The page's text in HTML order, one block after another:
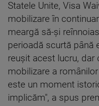
Statele Unite, Visa
mobilizare în
meargă să-şi
perioadă scurtă până
reuşit acest lucru, dar
mobilizare a
este un moment
implicăm", a spus